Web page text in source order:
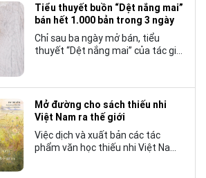
Tiểu thuyết buồn “Dệt nắng mai”
bán hết 1.000 bản trong 3 ngày
Chỉ sau ba ngày mở bán, tiểu
thuyết “Dệt nắng mai” của tác giả
chương trẻ khi cán mốc 1.000 bản
tiêu thụ.
Mở đường cho sách thiếu nhi
Việt Nam ra thế giới
Việc dịch và xuất bản các tác
phẩm văn học thiếu nhi Việt Nam